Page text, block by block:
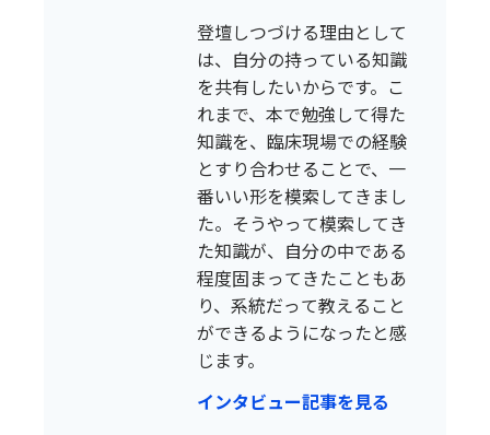
登壇しつづける理由として
は、自分の持っている知識
を共有したいからです。こ
れまで、本で勉強して得た
知識を、臨床現場での経験
とすり合わせることで、一
番いい形を模索してきまし
た。そうやって模索してき
た知識が、自分の中である
程度固まってきたこともあ
り、系統だって教えること
ができるようになったと感
じます。
インタビュー記事を見る